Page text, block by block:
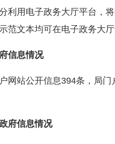
利用电子政务大厅平台，
范文本均可在电子政务大
信息情况
站公开信息394条，局门
府信息情况